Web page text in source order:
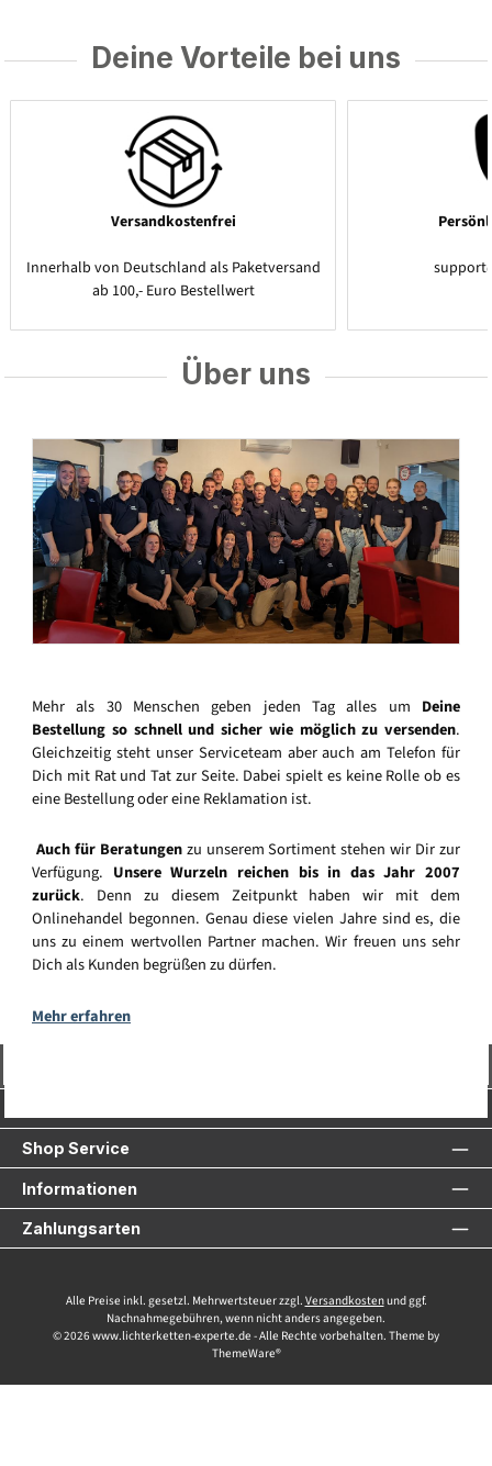
Deine Vorteile bei uns
Versandkostenfrei
Innerhalb von Deutschland als Paketversand
ab 100,- Euro Bestellwert
Über uns
Mehr als 30 Menschen geben jeden Tag alles um Deine
Bestellung so schnell und sicher wie möglich zu versenden.
Gleichzeitig steht unser Serviceteam aber auch am Telefon für
Dich mit Rat und Tat zur Seite. Dabei spielt es keine Rolle ob es
eine Bestellung oder eine Reklamation ist.
Auch für Beratungenzu unserem Sortiment stehen wir Dir zur
Verfügung. Unsere Wurzeln reichen bis in das Jahr 2007
zurück. Denn zu diesem Zeitpunkt haben wir mit dem
Onlinehandel begonnen. Genau diese vielen Jahre sind es, die
uns zu einem wertvollen Partner machen. Wir freuen uns sehr
Dich als Kunden begrüßen zu dürfen.
Mehr erfahren
Shop Service
Informationen
Zahlungsarten
Alle Preise inkl. gesetzl. Mehrwertsteuer zzgl. Versandkostenund ggf.
Nachnahmegebühren, wenn nicht anders angegeben.
© 2026 www.lichterketten-experte.de - Alle Rechte vorbehalten. Theme by
ThemeWare®